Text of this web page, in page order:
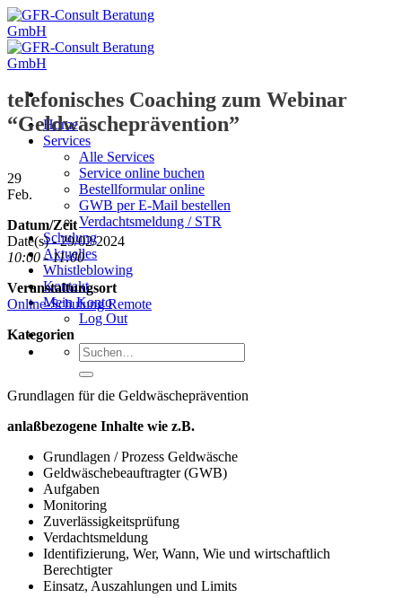
Zum
Inhalt
springen
Home
Services
Alle Services
Service online buchen
Bestellformular online
GWB per E-Mail bestellen
Verdachtsmeldung / STR
Schulung
Aktuelles
Whistleblowing
Kontakt
Mein Konto
Log Out
Suche
nach:
telefonisches Coaching zum Webinar
“Geldwäscheprävention”
29
Feb.
Datum/Zeit
Date(s) - 29/02/2024
10:00 - 11:00
Veranstaltungsort
Online-Schulung Remote
Kategorien
Grundlagen für die Geldwäscheprävention
anlaßbezogene Inhalte wie z.B.
Grundlagen / Prozess Geldwäsche
Geldwäschebeauftragter (GWB)
Aufgaben
Monitoring
Zuverlässigkeitsprüfung
Verdachtsmeldung
Identifizierung, Wer, Wann, Wie und wirtschaftlich
Berechtigter
Einsatz, Auszahlungen und Limits